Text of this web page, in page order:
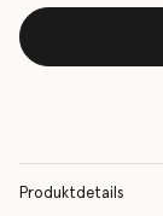
Produktdetails